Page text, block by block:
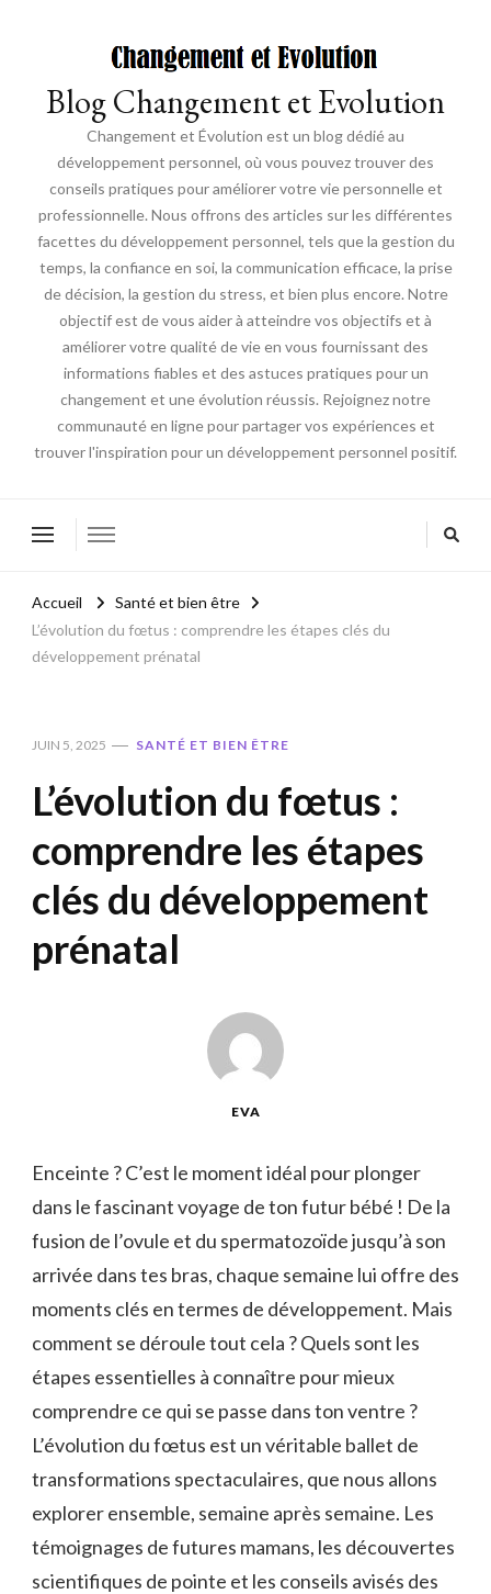
Blog Changement et Evolution
Changement et Évolution est un blog dédié au
développement personnel, où vous pouvez trouver des
conseils pratiques pour améliorer votre vie personnelle et
professionnelle. Nous offrons des articles sur les différentes
facettes du développement personnel, tels que la gestion du
temps, la confiance en soi, la communication efficace, la prise
de décision, la gestion du stress, et bien plus encore. Notre
objectif est de vous aider à atteindre vos objectifs et à
améliorer votre qualité de vie en vous fournissant des
informations fiables et des astuces pratiques pour un
changement et une évolution réussis. Rejoignez notre
communauté en ligne pour partager vos expériences et
trouver l'inspiration pour un développement personnel positif.
Accueil
Santé et bien être
L’évolution du fœtus : comprendre les étapes clés du
développement prénatal
JUIN 5, 2025 SANTÉ ET BIEN ÊTRE
L’évolution du fœtus :
comprendre les étapes
clés du développement
prénatal
EVA
Enceinte ? C’est le moment idéal pour plonger
dans le fascinant voyage de ton futur bébé ! De la
fusion de l’ovule et du spermatozoïde jusqu’à son
arrivée dans tes bras, chaque semaine lui offre des
moments clés en termes de développement. Mais
comment se déroule tout cela ? Quels sont les
étapes essentielles à connaître pour mieux
comprendre ce qui se passe dans ton ventre ?
L’évolution du fœtus est un véritable ballet de
transformations spectaculaires, que nous allons
explorer ensemble, semaine après semaine. Les
témoignages de futures mamans, les découvertes
scientifiques de pointe et les conseils avisés des